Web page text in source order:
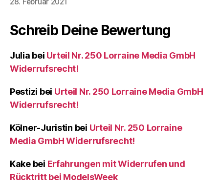
28. Februar 2021
Schreib Deine Bewertung
Julia bei Urteil Nr. 250 Lorraine Media GmbH
Widerrufsrecht!
Pestizi bei Urteil Nr. 250 Lorraine Media GmbH
Widerrufsrecht!
Kölner-Juristin bei Urteil Nr. 250 Lorraine
Media GmbH Widerrufsrecht!
Kakebei Erfahrungen mit Widerrufen und
Rücktritt bei ModelsWeek